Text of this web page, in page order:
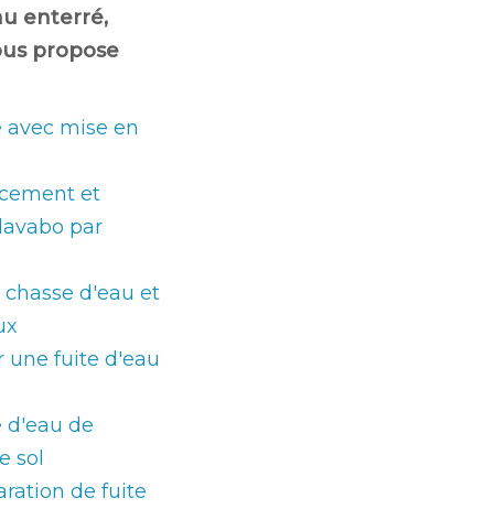
enterré,
propose
mise en
et
par
d'eau et
une fuite d'eau
d'eau de
sol
de fuite